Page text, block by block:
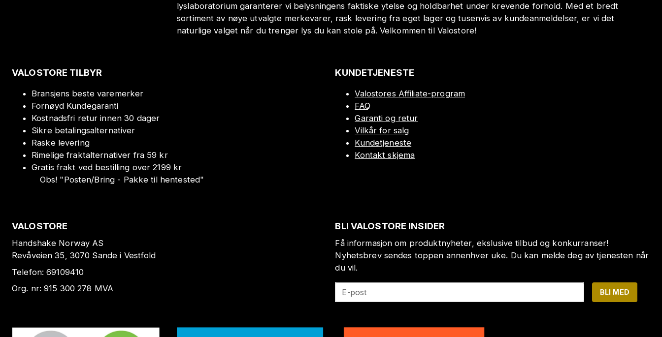
lyslaboratorium garanterer vi belysningens faktiske ytelse og holdbarhet under krevende forhold. Med et bredt
sortiment av nøye utvalgte merkevarer, rask levering fra eget lager og tusenvis av kundeanmeldelser, er vi det
naturlige valget når du trenger lys du kan stole på. Velkommen til Valostore!
VALOSTORE TILBYR
Bransjens beste varemerker
Fornøyd Kundegaranti
Kostnadsfri retur innen 30 dager
Sikre betalingsalternativer
Raske levering
Rimelige fraktalternativer fra 59 kr
Gratis frakt ved bestilling over 2199 kr
Obs! "Posten/Bring - Pakke til hentested"
KUNDETJENESTE
Valostores Affiliate-program
FAQ
Garanti og retur
Vilkår for salg
Kundetjeneste
Kontakt skjema
VALOSTORE
Handshake Norway AS
Revåveien 35, 3070 Sande i Vestfold
Telefon:69109410
Org. nr:915 300 278 MVA
BLI VALOSTORE INSIDER
Få informasjon om produktnyheter, ekslusive tilbud og konkurranser!
Nyhetsbrev sendes toppen annenhver uke. Du kan melde deg av tjenesten når
du vil.
E-post BLI MED